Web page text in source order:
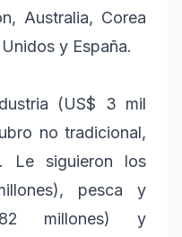
Australia, Corea
y España.
(US$ 3 mil
no tradicional,
Le siguieron los
pesca y
millones) y